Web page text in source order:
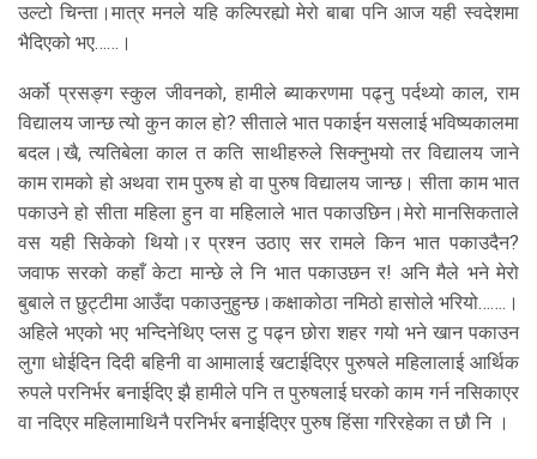
उल्टो चिन्ता।मात्र मनले यहि कल्पिरह्यो मेरो बाबा पनि आज यही स्वदेशमा
भैदिएको भए……।
अर्को प्रसङ्ग स्कुल जीवनको, हामीले ब्याकरणमा पढ्नु पर्दथ्यो काल, राम
विद्यालय जान्छ त्यो कुन काल हो? सीताले भात पकाईन यसलाई भविष्यकालमा
बदल।खै, त्यतिबेला काल त कति साथीहरुले सिक्नुभयो तर विद्यालय जाने
काम रामको हो अथवा राम पुरुष हो वा पुरुष विद्यालय जान्छ। सीता काम भात
पकाउने हो सीता महिला हुन वा महिलाले भात पकाउछिन।मेरो मानसिकताले
वस यही सिकेको थियो।र प्रश्न उठाए सर रामले किन भात पकाउदैन?
जवाफ सरको कहाँ केटा मान्छे ले नि भात पकाउछन र! अनि मैले भने मेरो
बुबाले त छुट्टीमा आउँदा पकाउनुहुन्छ।कक्षाकोठा नमिठो हासोले भरियो…….।
अहिले भएको भए भन्दिनेथिए प्लस टु पढ्न छोरा शहर गयो भने खान पकाउन
लुगा धोईदिन दिदी बहिनी वा आमालाई खटाईदिएर पुरुषले महिलालाई आर्थिक
रुपले परनिर्भर बनाईदिए झै हामीले पनि त पुरुषलाई घरको काम गर्न नसिकाएर
वा नदिएर महिलामाथिनै परनिर्भर बनाईदिएर पुरुष हिंसा गरिरहेका त छौ नि ।